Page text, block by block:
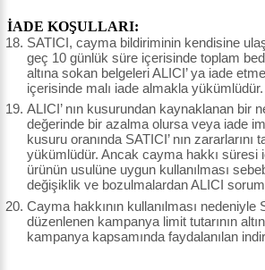
İADE KOŞULLARI:
SATICI, cayma bildiriminin kendisine
geç 10 günlük süre içerisinde toplam
altına sokan belgeleri ALICI’ ya iade
içerisinde malı iade almakla yükümlüdür.
ALICI’ nın kusurundan kaynaklanan bir
değerinde bir azalma olursa veya iade
kusuru oranında SATICI’ nın zararlarını
yükümlüdür. Ancak cayma hakkı süresi
ürünün usulüne uygun kullanılması
değişiklik ve bozulmalardan ALICI
Cayma hakkının kullanılması nedeniyle
düzenlenen kampanya limit tutarının
kampanya kapsamında faydalanılan